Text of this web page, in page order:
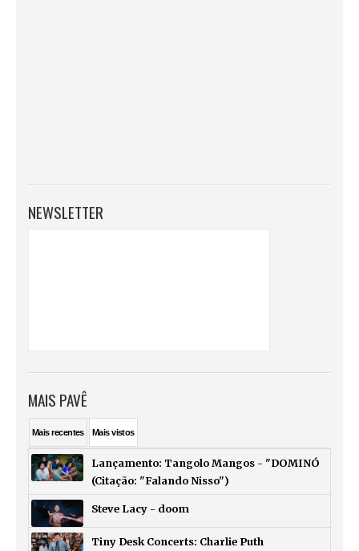
NEWSLETTER
MAIS PAVÊ
Maisrecentes Maisvistos
Lançamento: Tangolo Mangos - "DOMINÓ
(Citação: "Falando Nisso")
Steve Lacy - doom
Tiny Desk Concerts: Charlie Puth